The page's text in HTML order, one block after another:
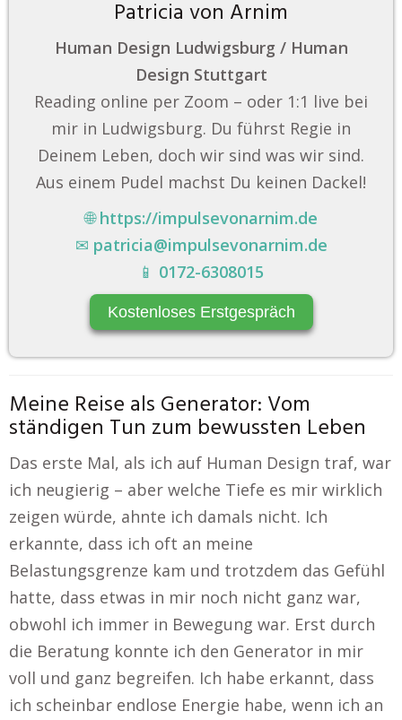
Patricia von Arnim
Human Design Ludwigsburg / Human
Design Stuttgart
Reading online per Zoom – oder 1:1 live bei
mir in Ludwigsburg. Du führst Regie in
Deinem Leben, doch wir sind was wir sind.
Aus einem Pudel machst Du keinen Dackel!
🌐https://impulsevonarnim.de
✉ patricia@impulsevonarnim.de
📱 0172-6308015
Kostenloses Erstgespräch
Meine Reise als Generator: Vom
ständigen Tun zum bewussten Leben
Das erste Mal, als ich auf Human Design traf, war
ich neugierig – aber welche Tiefe es mir wirklich
zeigen würde, ahnte ich damals nicht. Ich
erkannte, dass ich oft an meine
Belastungsgrenze kam und trotzdem das Gefühl
hatte, dass etwas in mir noch nicht ganz war,
obwohl ich immer in Bewegung war. Erst durch
die Beratung konnte ich den Generator in mir
voll und ganz begreifen. Ich habe erkannt, dass
ich scheinbar endlose Energie habe, wenn ich an